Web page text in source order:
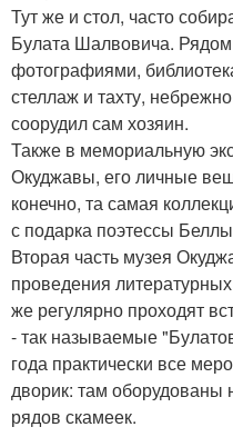
Тут же и стол, часто
Булата Шалвовича.
фотографиями,
стеллаж и тахту,
соорудил сам хозяин.
Также в мемориальную
Окуджавы, его личные
конечно, та самая
с подарка поэтессы
Вторая часть музея
проведения
же регулярно проходят
- так называемые
года практически все
дворик: там оборудованы
рядов скамеек.